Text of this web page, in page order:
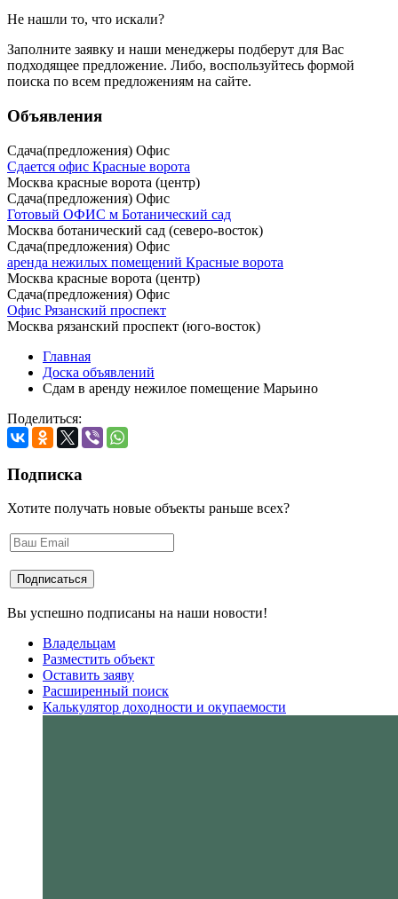
Не нашли то, что искали?
Заполните заявку и наши менеджеры подберут для Вас
подходящее предложение. Либо, воспользуйтесь формой
поиска по всем предложениям на сайте.
Объявления
Сдача(предложения) Офис
Сдается офис Красные ворота
Москва красные ворота (центр)
Сдача(предложения) Офис
Готовый ОФИС м Ботанический сад
Москва ботанический сад (северо-восток)
Сдача(предложения) Офис
аренда нежилых помещений Красные ворота
Москва красные ворота (центр)
Сдача(предложения) Офис
Офис Рязанский проспект
Москва рязанский проспект (юго-восток)
Главная
Доска объявлений
Сдам в аренду нежилое помещение Марьино
Поделиться:
Подписка
Хотите получать новые объекты раньше всех?
Вы успешно подписаны на наши новости!
Владельцам
Разместить объект
Оставить заяву
Расширенный поиск
Калькулятор доходности и окупаемости